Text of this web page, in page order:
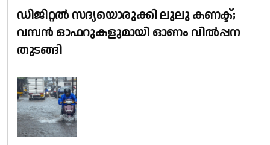
ഡിജിറ്റൽ സദ്യയൊരുക്കി ലുലു കണക്ട്;
വമ്പൻ ഓഫറുകളുമായി ഓണം വിൽപ്പന
തുടങ്ങി